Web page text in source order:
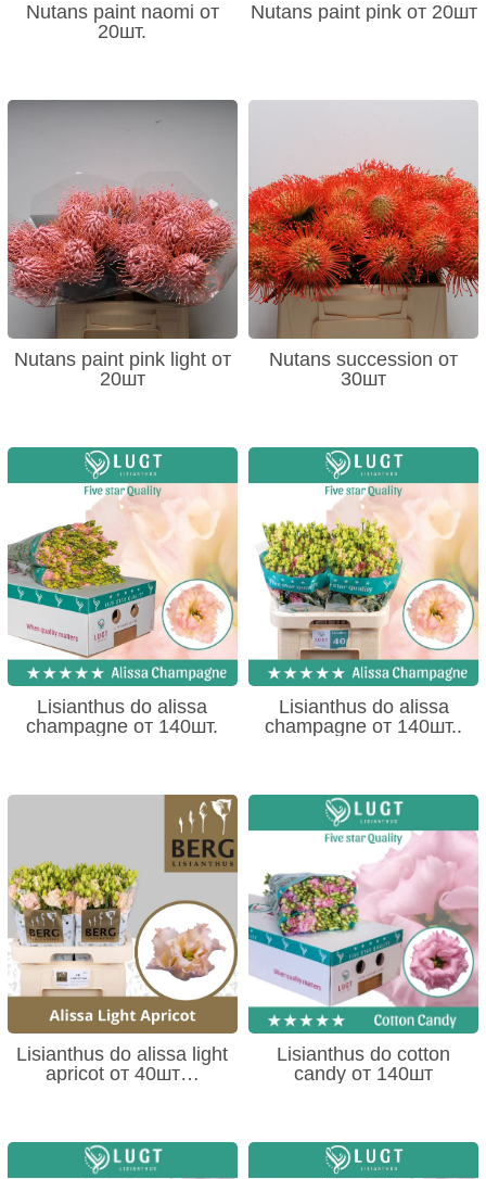
Nutans paint naomi от
20шт.
Nutans paint pink от 20шт
Nutans paint pink light от
20шт
Nutans succession от
30шт
Lisianthus do alissa
champagne от 140шт.
Lisianthus do alissa
champagne от 140шт..
Lisianthus do alissa light
apricot от 40шт…
Lisianthus do cotton
candy от 140шт